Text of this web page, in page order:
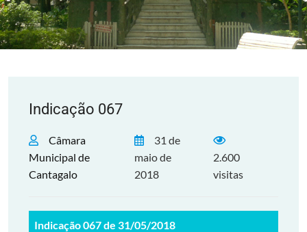
Indicação 067
Câmara
Municipal de
Cantagalo
31 de
maio de
2018
2.600
visitas
Indicação 067 de 31/05/2018